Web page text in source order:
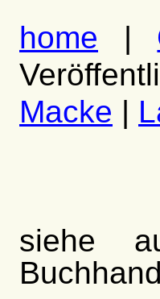
home |
Macke |
siehe